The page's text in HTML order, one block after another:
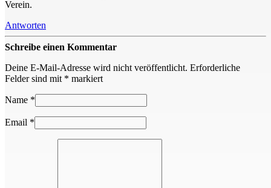
Verein.
Antworten
Schreibe einen Kommentar
Deine E-Mail-Adresse wird nicht veröffentlicht. Erforderliche
Felder sind mit * markiert
Name *
Email *